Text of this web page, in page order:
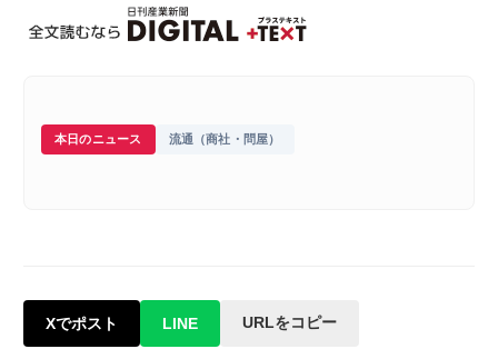
本日のニュース 流通（商社・問屋）
Xでポスト LINE URLをコピー